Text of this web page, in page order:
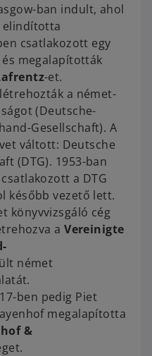
ban indult, ahol
elindította
csatlakozott egy
megalapították
-et.
a német-
(Deutsche-
Gesellschaft). A
váltott: Deutsche
(DTG). 1953-ban
a DTG
később vezető lett.
könyvvizsgáló cég
aVereinigte
német
ben pedig Piet
megalapította
&